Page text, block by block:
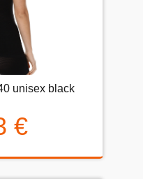
unisex black
€